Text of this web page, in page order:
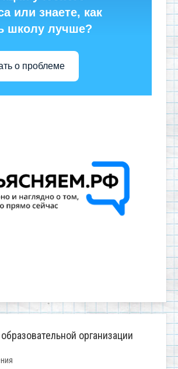
или знаете, как
школу лучше?
о проблеме
организации